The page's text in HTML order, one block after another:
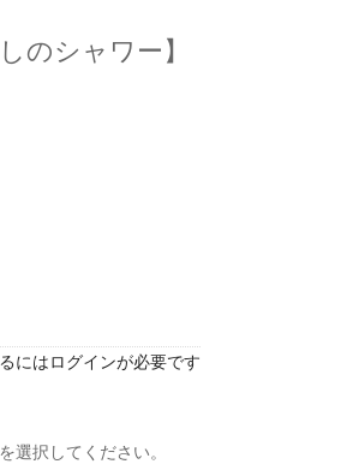
のシャワー】
にはログインが必要です
選択してください。